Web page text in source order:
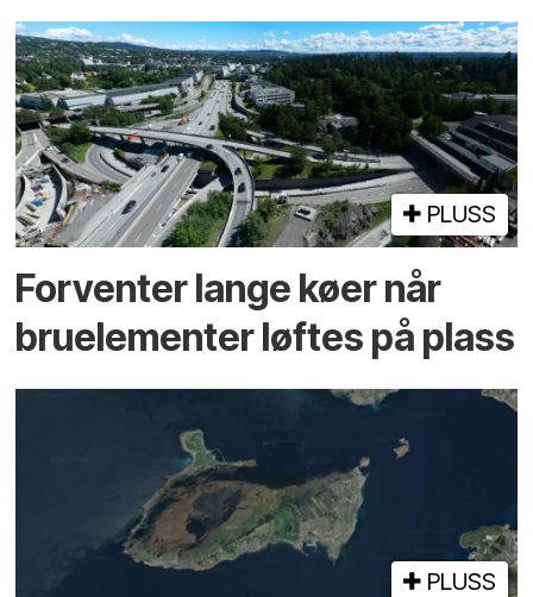
PLUSS
Forventer lange køer når
bru­elementer løftes på plass
PLUSS